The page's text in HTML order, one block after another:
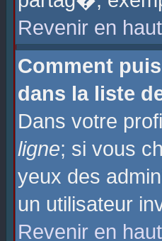
Revenir en
Comment
dans la liste
Dans votre
ligne; si vous
yeux des
un utilisateur
Revenir en